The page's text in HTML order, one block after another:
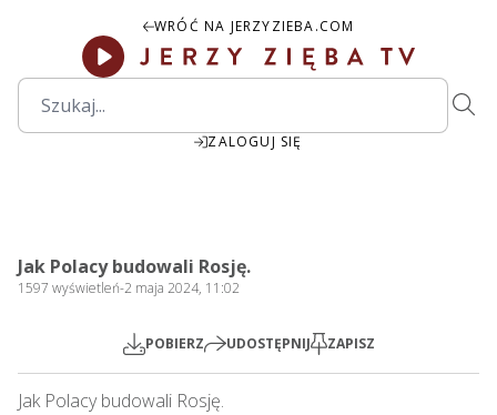
WRÓĆ NA JERZYZIEBA.COM
ZALOGUJ SIĘ
Play
Jak Polacy budowali Rosję.
1597 wyświetleń-2 maja 2024, 11:02
POBIERZ UDOSTĘPNIJ ZAPISZ
Jak Polacy budowali Rosję.